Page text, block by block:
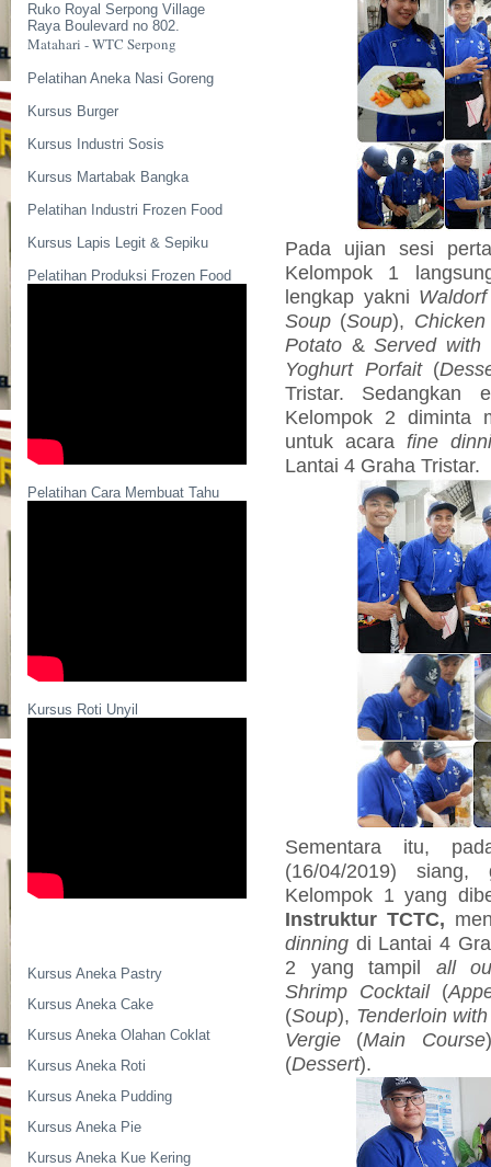
Ruko Royal Serpong Village
Raya Boulevard no 802.
Matahari - WTC Serpong
Pelatihan Aneka Nasi Goreng
Kursus Burger
Kursus Industri Sosis
Kursus Martabak Bangka
Pelatihan Industri Frozen Food
Kursus Lapis Legit & Sepiku
Pelatihan Produksi Frozen Food
Pelatihan Cara Membuat Tahu
Kursus Roti Unyil
Kursus Aneka Pastry
Kursus Aneka Cake
Kursus Aneka Olahan Coklat
Kursus Aneka Roti
Kursus Aneka Pudding
Kursus Aneka Pie
Kursus Aneka Kue Kering
Pada ujian sesi
Kelompok 1
lengkap yakni
Soup (Soup),
Potato &Served with
Yoghurt Porfait(
Tristar. Sedangkan
Kelompok 2 diminta
untuk acara fine
Lantai 4 Graha Tristar.
Sementara itu,
(16/04/2019)
Kelompok 1 yang
Instruktur TCTC,
dinning di Lantai 4
2 yang tampil all
Shrimp Cocktail(
(Soup), Tenderloin
Vergie (Main Course
(Dessert).